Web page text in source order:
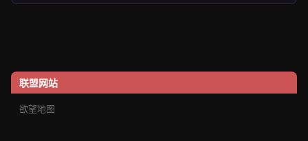
联盟网站
欲望地图